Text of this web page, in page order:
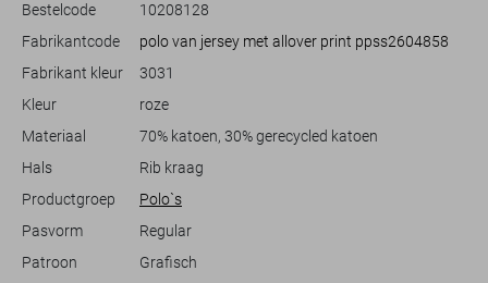
verzorgde stijl. Of je nu naar een casual etentje gaat of een dagje stad
plant, deze PME Legend polo past bij diverse gelegenheden en zorgt
ervoor dat je er altijd goed uitziet. Vooral tijdens warme
dagelijkse outfit.
Bestelcode
10208128
Fabrikantcode
polo van jersey met allover print ppss2604858
Fabrikant kleur
3031
Kleur
roze
Materiaal
70% katoen, 30% gerecycled katoen
Hals
Rib kraag
Productgroep
Polo`s
Pasvorm
Regular
Patroon
Grafisch